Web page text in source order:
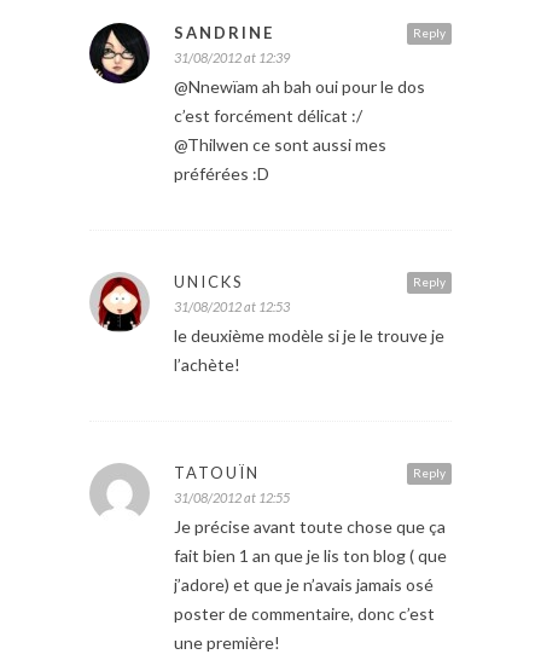
Reply
SANDRINE
31/08/2012 at 12:39
@Nnewïam ah bah oui pour le dos
c’est forcément délicat :/
@Thilwen ce sont aussi mes
préférées :D
Reply
UNICKS
31/08/2012 at 12:53
le deuxième modèle si je le trouve je
l’achète!
Reply
TATOUÏN
31/08/2012 at 12:55
Je précise avant toute chose que ça
fait bien 1 an que je lis ton blog ( que
j’adore) et que je n’avais jamais osé
poster de commentaire, donc c’est
une première!